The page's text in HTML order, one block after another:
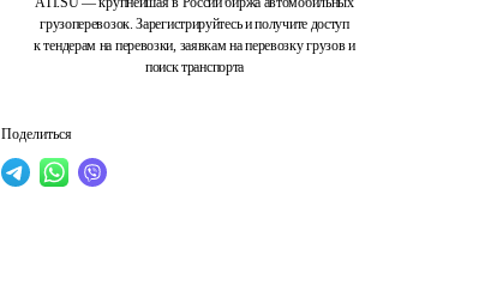
грузоперевозок. Зарегистрируйтесь и получите доступ
к тендерам на перевозки, заявкам на перевозку грузов и
поиск транспорта
Поделиться